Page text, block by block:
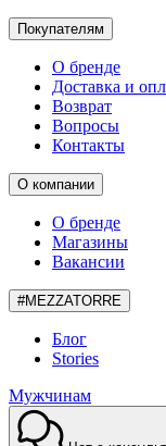
Покупателям
О бренде
Доставка и
Возврат
Вопросы
Контакты
О компании
О бренде
Магазины
Вакансии
#MEZZATORRE
Блог
Stories
Мужчинам